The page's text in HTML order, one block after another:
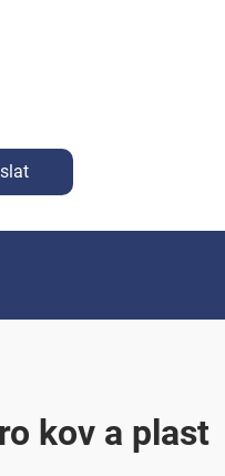
kov a plast